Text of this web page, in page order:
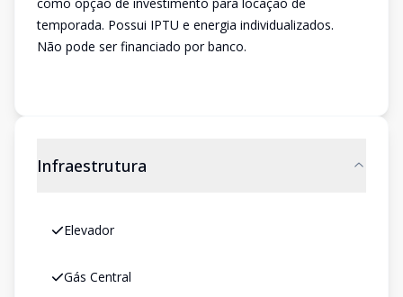
temporada. Possui IPTU e energia individualizados.
Não pode ser financiado por banco.
Infraestrutura
Elevador
Gás Central